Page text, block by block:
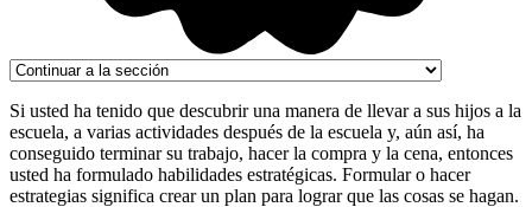
Si usted ha tenido que descubrir una manera de llevar a sus hijos a la
escuela, a varias actividades después de la escuela y, aún así, ha
conseguido terminar su trabajo, hacer la compra y la cena, entonces
usted ha formulado habilidades estratégicas. Formular o hacer
estrategias significa crear un plan para lograr que las cosas se hagan.